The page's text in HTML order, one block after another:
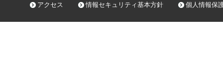
アクセス 情報セキュリティ基本方針 個人情報保